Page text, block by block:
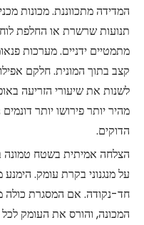
המדידה מתכווננת. מכונות
תנועות שרשרת או החלפת
מתמטיים ידניים. מערכות
לשנות את שיעורי הזריעה
מהיר יותר פירושו יותר
הדוקים.
הצלחה אמיתית בשטח טמונה
על מנגנוני בקרת עומק.
חד-נקודה. אם המסגרת כולה
המכונה, והורס את העומק